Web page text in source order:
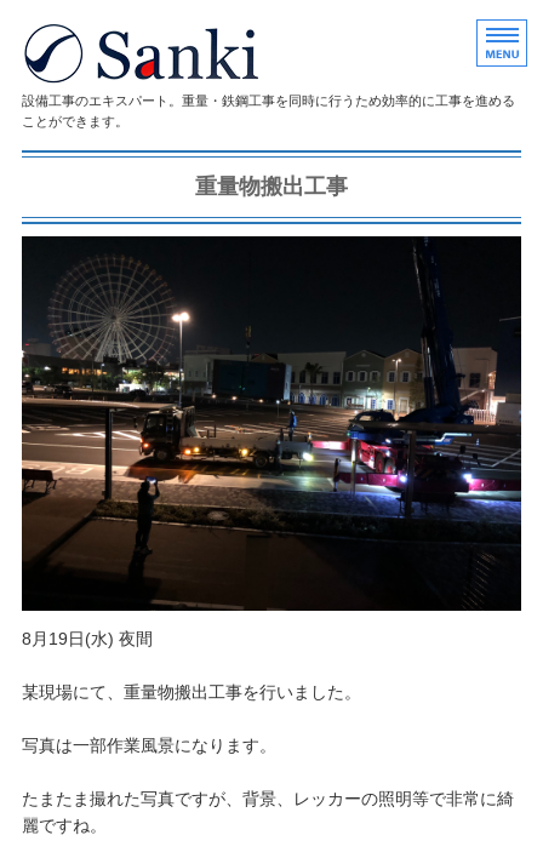
重量一式・鉄鋼一式の株式会社
設備工事のエキスパート。重量・鉄鋼工事を同時に行うため効率的に工事を進める
ことができます。
会社概要
事業案内
施工実績
求人情報
重量物搬出工事
8月19日(水) 夜間
某現場にて、重量物搬出工事を行いました。
写真は一部作業風景になります。
たまたま撮れた写真ですが、背景、レッカーの照明等で非常に綺
麗ですね。